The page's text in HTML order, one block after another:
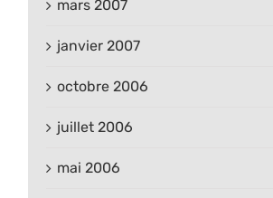
mars 2007
janvier 2007
octobre 2006
juillet 2006
mai 2006